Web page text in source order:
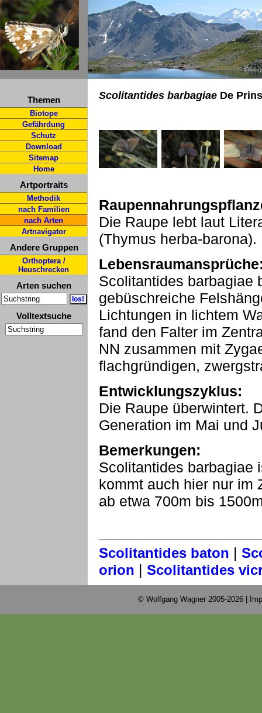
Themen
Biotope
Gefährdung
Schutz
Download
Sitemap
Home
Artportraits
Methodik
nach Familien
nach Arten
Artnavigator
Andere Gruppen
Orthoptera /
Heuschrecken
Arten suchen
Volltextsuche
Scolitantides barbagiae De
Die Raupe lebt laut
(Thymus herba-barona).
Scolitantides barbagiae
gebüschreiche
Lichtungen in lichtem
fand den Falter im
NN zusammen mit
flachgründigen,
Entwicklungszyklus:
Die Raupe überwintert.
Generation im Mai und
Bemerkungen:
Scolitantides barbagiae
kommt auch hier nur im
ab etwa 700m bis
Scolitantides baton |
orion | Scolitantides
© Wolfgang Wagner 2005-2026 |